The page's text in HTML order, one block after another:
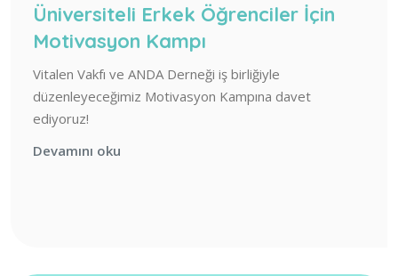
Üniversiteli Erkek Öğrenciler İçin
Motivasyon Kampı
Vitalen Vakfı ve ANDA Derneği iş birliğiyle
düzenleyeceğimiz Motivasyon Kampına davet
ediyoruz!
Devamını oku